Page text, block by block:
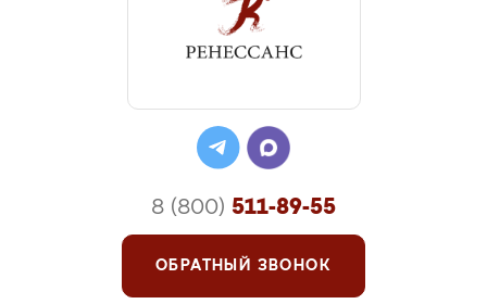
8 (800) 511-89-55
ОБРАТНЫЙ ЗВОНОК